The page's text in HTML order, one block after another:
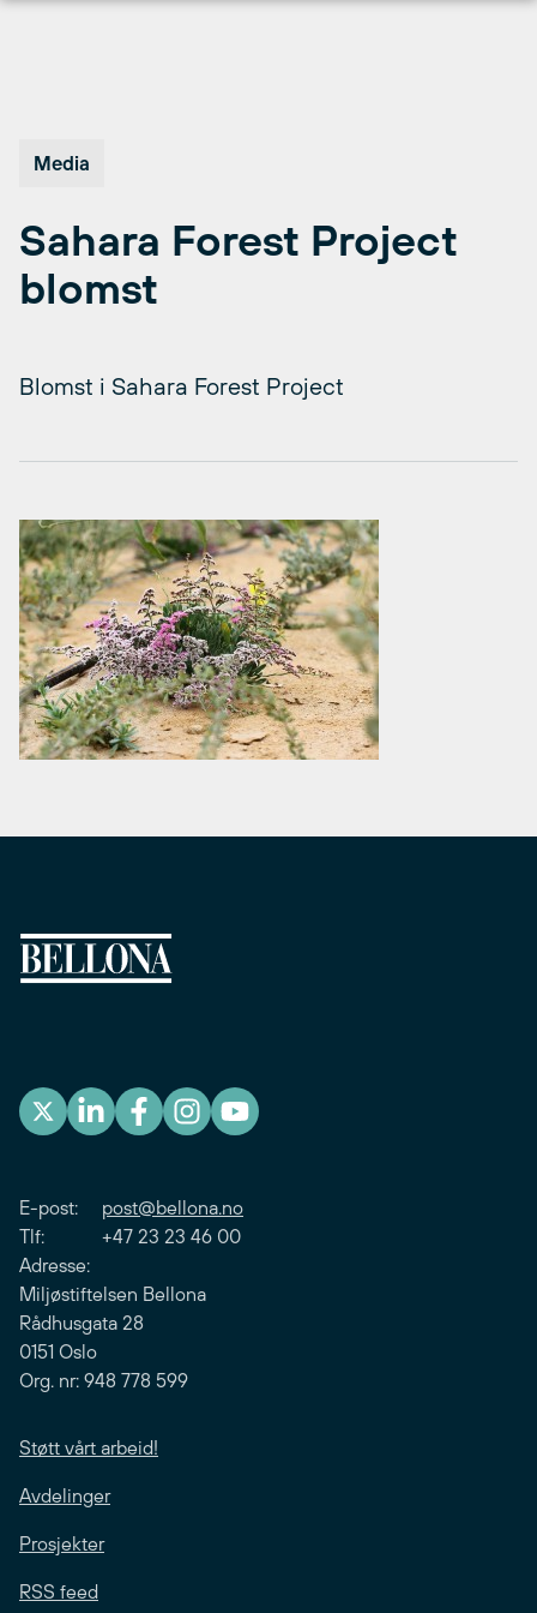
Media
Sahara Forest Project
blomst
Blomst i Sahara Forest Project
E-post: post@bellona.no
Tlf: +47 23 23 46 00
Adresse:
Miljøstiftelsen Bellona
Rådhusgata 28
0151 Oslo
Org. nr: 948 778 599
Støtt vårt arbeid!
Avdelinger
Prosjekter
RSS feed